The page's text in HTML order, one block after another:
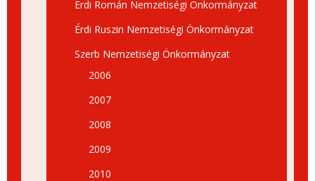
Érdi Román Nemzetiségi Önkormányzat
Érdi Ruszin Nemzetiségi Önkormányzat
Szerb Nemzetiségi Önkormányzat
2006
2007
2008
2009
2010